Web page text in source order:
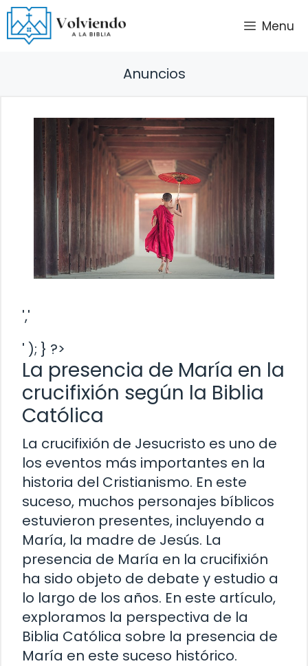
Saltar
al
contenido
Menu
Anuncios
','
' ); } ?>
La presencia de María en la
crucifixión según la Biblia
Católica
La crucifixión de Jesucristo es uno de
los eventos más importantes en la
historia del Cristianismo. En este
suceso, muchos personajes bíblicos
estuvieron presentes, incluyendo a
María, la madre de Jesús. La
presencia de María en la crucifixión
ha sido objeto de debate y estudio a
lo largo de los años. En este artículo,
exploramos la perspectiva de la
Biblia Católica sobre la presencia de
María en este suceso histórico.